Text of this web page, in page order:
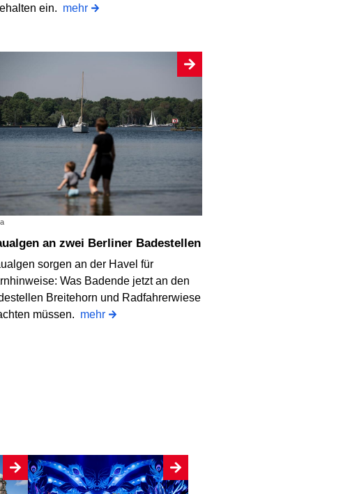
ein. mehr
an zwei Berliner Badestellen
sorgen an der Havel für
Was Badende jetzt an den
Breitehorn und Radfahrerwiese
müssen. mehr